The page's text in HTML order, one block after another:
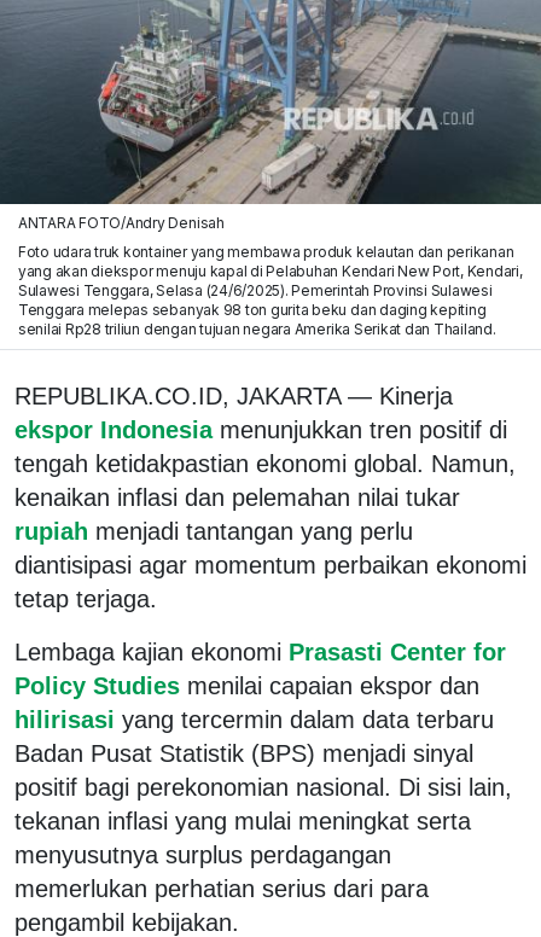
ANTARA FOTO/Andry Denisah
Foto udara truk kontainer yang membawa produk kelautan dan perikanan
yang akan diekspor menuju kapal di Pelabuhan Kendari New Port, Kendari,
Sulawesi Tenggara, Selasa (24/6/2025). Pemerintah Provinsi Sulawesi
Tenggara melepas sebanyak 98 ton gurita beku dan daging kepiting
senilai Rp28 triliun dengan tujuan negara Amerika Serikat dan Thailand.
REPUBLIKA.CO.ID, JAKARTA — Kinerja
ekspor Indonesia menunjukkan tren positif di
tengah ketidakpastian ekonomi global. Namun,
kenaikan inflasi dan pelemahan nilai tukar
rupiah menjadi tantangan yang perlu
diantisipasi agar momentum perbaikan ekonomi
tetap terjaga.
Lembaga kajian ekonomi Prasasti Center for
Policy Studies menilai capaian ekspor dan
hilirisasi yang tercermin dalam data terbaru
Badan Pusat Statistik (BPS) menjadi sinyal
positif bagi perekonomian nasional. Di sisi lain,
tekanan inflasi yang mulai meningkat serta
menyusutnya surplus perdagangan
memerlukan perhatian serius dari para
pengambil kebijakan.